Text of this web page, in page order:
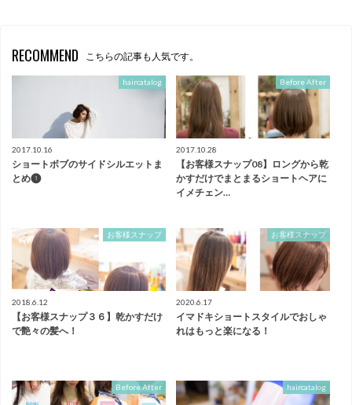
RECOMMEND こちらの記事も人気です。
haircatalog
2017.10.16
ショートボブのサイドシルエットま
とめ❶
Before After
2017.10.28
【お客様スナップ08】ロングから乾
かすだけでまとまるショートヘアに
イメチェン…
お客様スナップ
2018.6.12
【お客様スナップ３６】乾かすだけ
で艶々の髪へ！
お客様スナップ
2020.6.17
イマドキショートスタイルでおしゃ
れはもっと楽になる！
Before After haircatalog